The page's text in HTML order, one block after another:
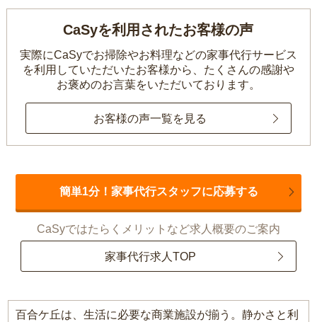
CaSyを利用されたお客様の声
実際にCaSyでお掃除やお料理などの家事代行サービス
を利用していただいたお客様から、 たくさんの感謝や
お褒めのお言葉をいただいております。
お客様の声一覧を見る
簡単1分！家事代行スタッフに応募する
CaSyではたらくメリットなど求人概要のご案内
家事代行求人TOP
百合ケ丘は、生活に必要な商業施設が揃う。静かさと利